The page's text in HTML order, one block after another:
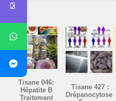
Tisane 046:
Hépatite B
Traitement
Tisane 427 :
Drépanocytose